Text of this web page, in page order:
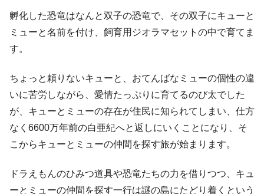
孵化した恐竜はなんと双子の恐竜で、その双子にキューと
ミューと名前を付け、飼育用ジオラマセットの中で育てま
す。
ちょっと頼りないキューと、おてんばなミューの個性の違
いに苦労しながら、愛情たっぷりに育てるのび太でした
が、キューとミューの存在が住民に知られてしまい、仕方
なく6600万年前の白亜紀へと返しにいくことになり、そ
こからキューとミューの仲間を探す旅が始まります。
ドラえもんのひみつ道具や恐竜たちの力を借りつつ、キュ
ーとミューの仲間を探す一行は謎の島にたどり着くという